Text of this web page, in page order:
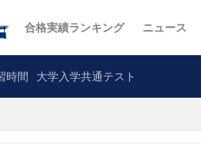
合格実績ランキング ニュース
時間 大学入学共通テスト